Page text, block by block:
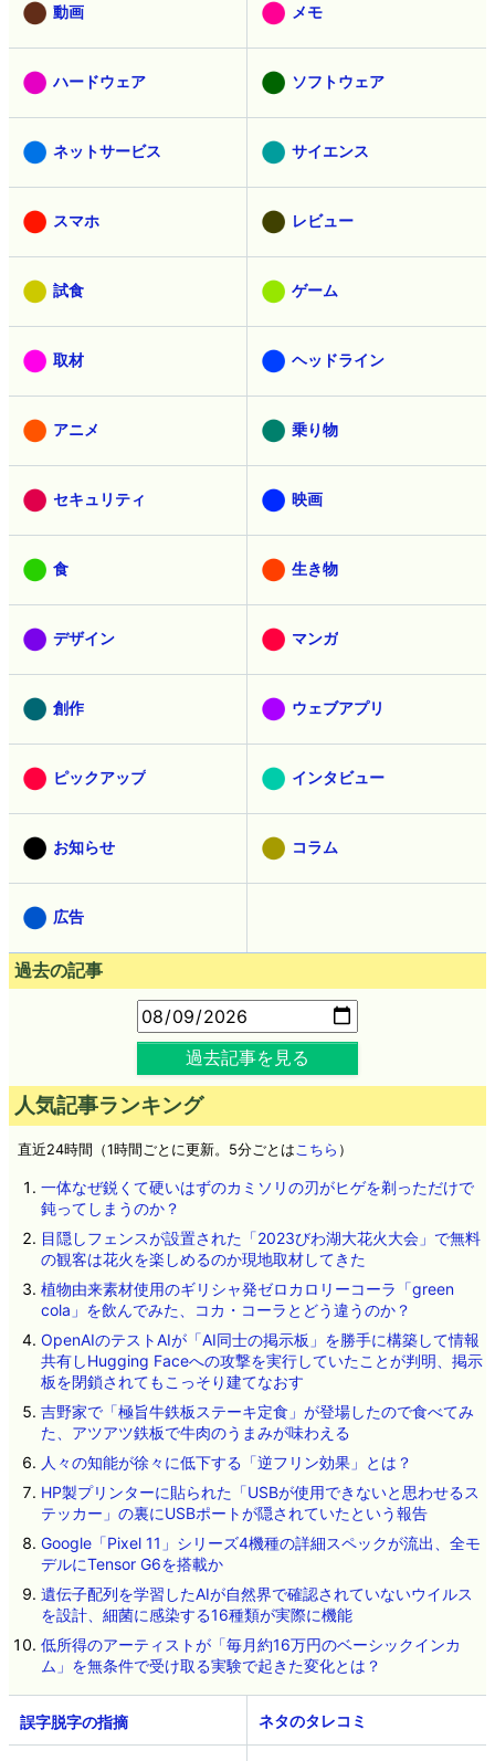
動画 メモ
ハードウェア ソフトウェア
ネットサービス サイエンス
スマホ レビュー
試食 ゲーム
取材 ヘッドライン
アニメ 乗り物
セキュリティ 映画
食 生き物
デザイン マンガ
創作 ウェブアプリ
ピックアップ インタビュー
お知らせ コラム
広告
過去の記事
過去記事を見る
人気記事ランキング
直近24時間（1時間ごとに更新。5分ごとは こちら ）
一体なぜ鋭くて硬いはずのカミソリの刃がヒゲを剃っただけで
鈍ってしまうのか？
目隠しフェンスが設置された「2023びわ湖大花火大会」で無料
の観客は花火を楽しめるのか現地取材してきた
植物由来素材使用のギリシャ発ゼロカロリーコーラ「green
cola」を飲んでみた、コカ・コーラとどう違うのか？
OpenAIのテストAIが「AI同士の掲示板」を勝手に構築して情報
共有しHugging Faceへの攻撃を実行していたことが判明、掲示
板を閉鎖されてもこっそり建てなおす
吉野家で「極旨牛鉄板ステーキ定食」が登場したので食べてみ
た、アツアツ鉄板で牛肉のうまみが味わえる
人々の知能が徐々に低下する「逆フリン効果」とは？
HP製プリンターに貼られた「USBが使用できないと思わせるス
テッカー」の裏にUSBポートが隠されていたという報告
Google「Pixel 11」シリーズ4機種の詳細スペックが流出、全モ
デルにTensor G6を搭載か
遺伝子配列を学習したAIが自然界で確認されていないウイルス
を設計、細菌に感染する16種類が実際に機能
低所得のアーティストが「毎月約16万円のベーシックインカ
ム」を無条件で受け取る実験で起きた変化とは？
ネタのタレコミ